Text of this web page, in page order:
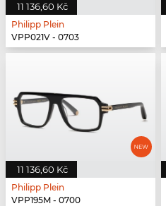
11 136,60 Kč
Philipp Plein
VPP021V - 0703
11 136,60 Kč
Philipp Plein
VPP195M - 0700